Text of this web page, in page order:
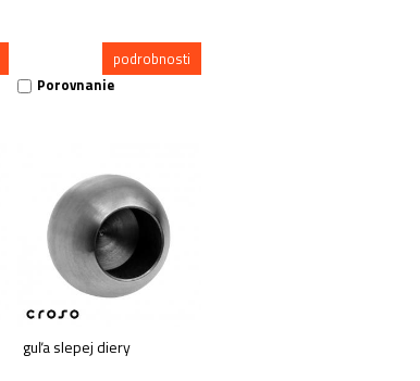
podrobnosti
Porovnanie
guľa slepej diery